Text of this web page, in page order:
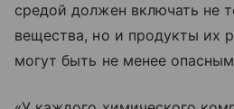
средой должен включать не
вещества, но и продукты их
могут быть не менее